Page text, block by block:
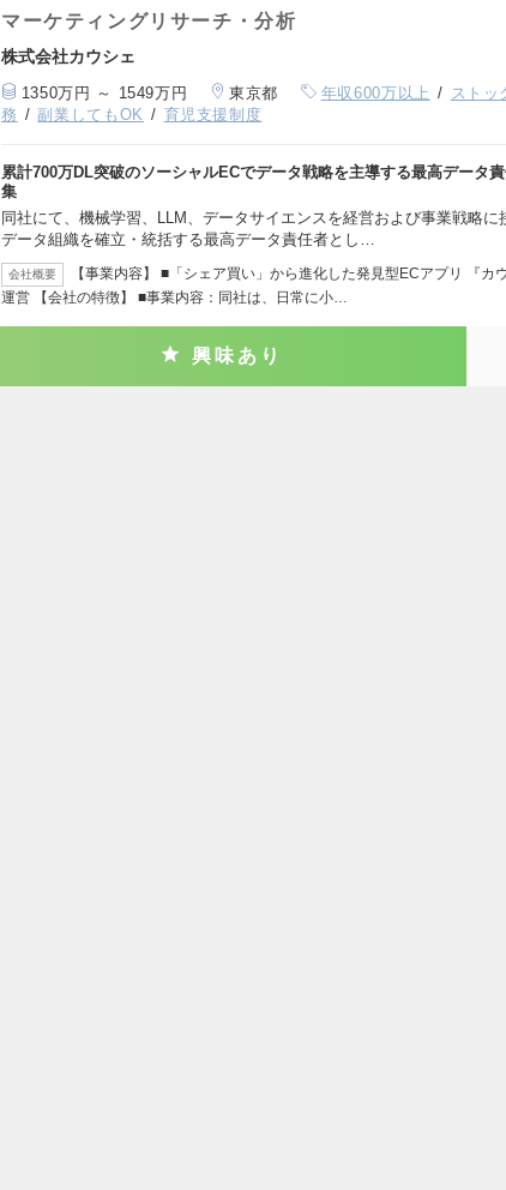
マーケティングリサーチ・分析
株式会社カウシェ
1350万円 ～ 1549万円 東京都 年収600万以上 ストッ
務
副業してもOK 育児支援制度
累計700万DL突破のソーシャルECでデータ戦略を主導する最高データ
集
同社にて、機械学習、LLM、データサイエンスを経営および事業戦略に
データ組織を確立・統括する最高データ責任者とし…
会社概要
【事業内容】 ■「シェア買い」から進化した発見型ECアプリ 『カ
運営 【会社の特徴】 ■事業内容：同社は、日常に小…
興味あり